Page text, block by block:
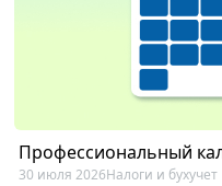
Профессиональный
30 июля 2026Налоги и бухучет